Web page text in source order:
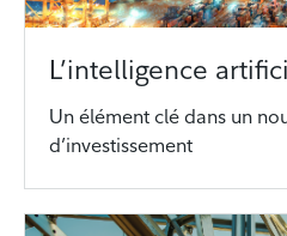
L’intelligence
Un élément clé dans un
d’investissement